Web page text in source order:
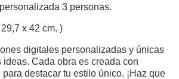
3 personas.
x 42 cm. )
digitales personalizadas y únicas
ideas. Cada obra es creada con
destacar tu estilo único. ¡Haz que